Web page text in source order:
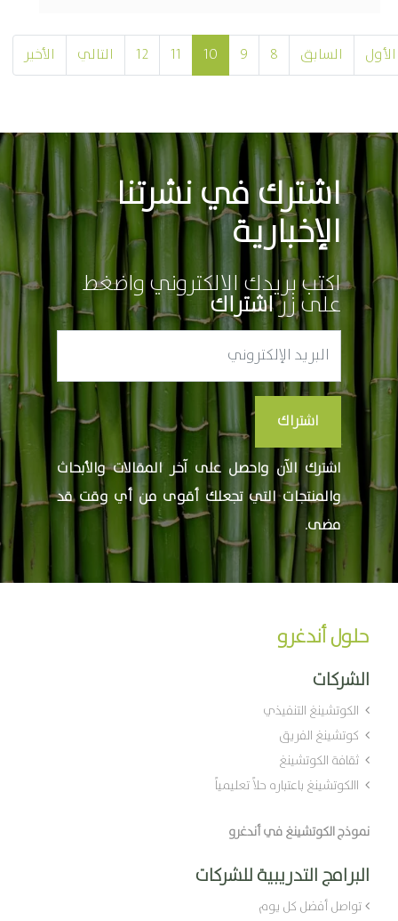
الأول السابق 8
9
10
11
12 التالي الأخير
اشترك في نشرتنا
الإخبارية
اكتب بريدك الالكتروني واضغط
على زراشتراك
اشتراك
اشترك الآن واحصل على آخر المقالات والأبحاث
والمنتجات التي تجعلك أقوى من أي وقت قد
مضى.
حلول أندغرو
الشركات
الكوتشينغ التنفيذي
كوتشينغ الفريق
ثقافة الكوتشينغ
االكوتشينغ باعتباره حلاً تعليمياً
نموذج الكوتشينغ في أندغرو
البرامج التدريبية للشركات
تواصل أفضل كل يوم